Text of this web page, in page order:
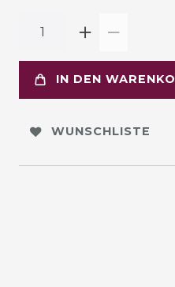
IN DEN
WUNSCHLISTE